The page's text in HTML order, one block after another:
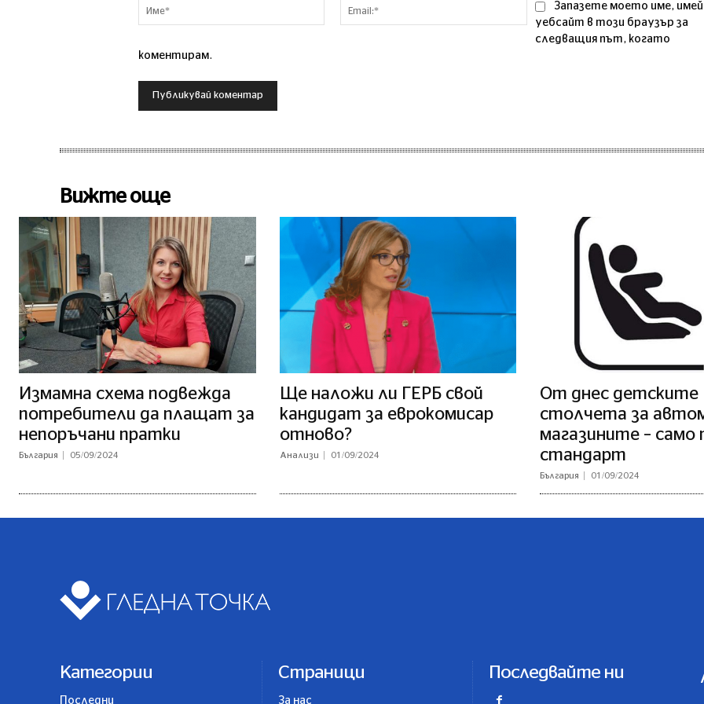
Име* Email:*Запазете моето име,
уебсайт в този браузър за
следващия път, когато
коментирам.
Вижте още
Измамна схема подвежда
потребители да плащат за
непоръчани пратки
България 05/09/2024
Ще наложи ли ГЕРБ свой
кандидат за еврокомисар
отново?
Анализи 01/09/2024
От днес детските
столчета за
магазините – само
стандарт
България 01/09/2024
Категории
Последни
Страници
За нас
Последвайте ни